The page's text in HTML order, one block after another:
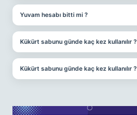
Yuvam hesabı bitti mi ?
Kükürt sabunu günde kaç kez kullanılır ?
Kükürt sabunu günde kaç kez kullanılır ?